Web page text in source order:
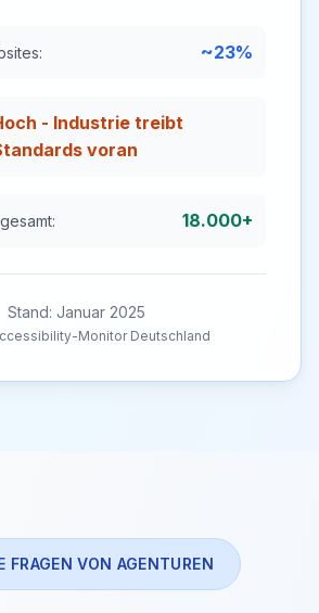
~23%
- Industrie treibt
voran
18.000+
Stand: Januar 2025
Monitor Deutschland
FRAGEN VON AGENTUREN